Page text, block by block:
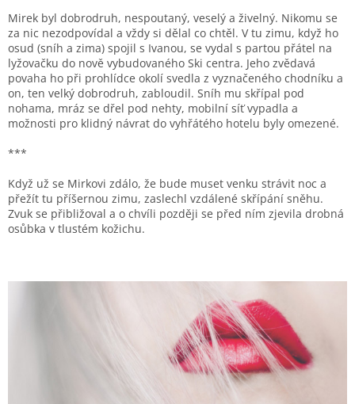
Mirek byl dobrodruh, nespoutaný, veselý a živelný. Nikomu se
za nic nezodpovídal a vždy si dělal co chtěl. V tu zimu, když ho
osud (sníh a zima) spojil s Ivanou, se vydal s partou přátel na
lyžovačku do nově vybudovaného Ski centra. Jeho zvědavá
povaha ho při prohlídce okolí svedla z vyznačeného chodníku a
on, ten velký dobrodruh, zabloudil. Sníh mu skřípal pod
nohama, mráz se dřel pod nehty, mobilní síť vypadla a
možnosti pro klidný návrat do vyhřátého hotelu byly omezené.
***
Když už se Mirkovi zdálo, že bude muset venku strávit noc a
přežít tu příšernou zimu, zaslechl vzdálené skřípání sněhu.
Zvuk se přibližoval a o chvíli později se před ním zjevila drobná
osůbka v tlustém kožichu.